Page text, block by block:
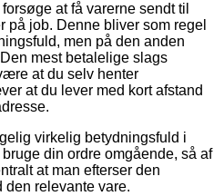
at få varerne sendt til
på job. Denne bliver som regel
men på den anden
mest betalelige slags
at du selv henter
at du lever med kort afstand
virkelig betydningsfuld i
din ordre omgående, så af
at man efterser den
den relevante vare.